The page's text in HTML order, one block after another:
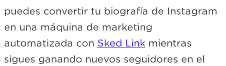
puedes convertir tu biografía de Instagram
en una máquina de marketing
automatizada con Sked Link mientras
sigues ganando nuevos seguidores en el